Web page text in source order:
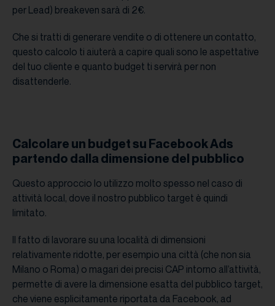
per Lead) breakeven sarà di 2€.
Che si tratti di generare vendite o di ottenere un contatto,
questo calcolo ti aiuterà a capire quali sono le aspettative
del tuo cliente e quanto budget ti servirà per non
disattenderle.
Calcolare un budget su Facebook Ads
partendo dalla dimensione del pubblico
Questo approccio lo utilizzo molto spesso nel caso di
attività local, dove il nostro pubblico target è quindi
limitato.
Il fatto di lavorare su una località di dimensioni
relativamente ridotte, per esempio una città (che non sia
Milano o Roma) o magari dei precisi CAP intorno all’attività,
permette di avere la dimensione esatta del pubblico target,
che viene esplicitamente riportata da Facebook, ad